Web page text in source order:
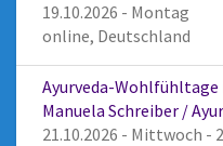
19.10.2026 - Montag
online, Deutschland
Ayurveda-Wohlfühltage
Manuela Schreiber /
21.10.2026 - Mittwoch -